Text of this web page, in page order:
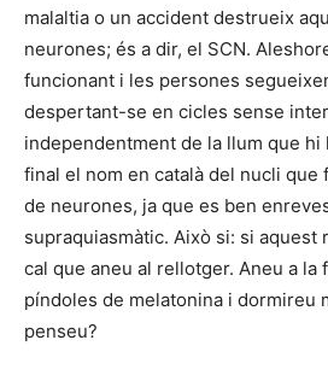
malaltia o un accident destrueix
neurones; és a dir, el SCN.
funcionant i les persones
despertant-se en cicles sense
independentment de la llum que hi
final el nom en català del nucli que
de neurones, ja que es ben
supraquiasmàtic. Això si: si aquest
cal que aneu al rellotger. Aneu a la
píndoles de melatonina i dormireu
penseu?